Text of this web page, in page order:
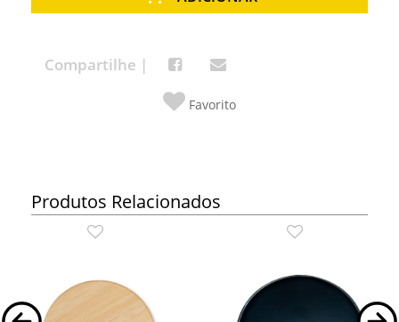
Compartilhe |
Favorito
Produtos Relacionados